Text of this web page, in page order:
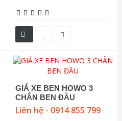
GIÁ XE BEN HOWO 3
CHÂN BEN ĐẦU
Liên hệ - 0914 855 799